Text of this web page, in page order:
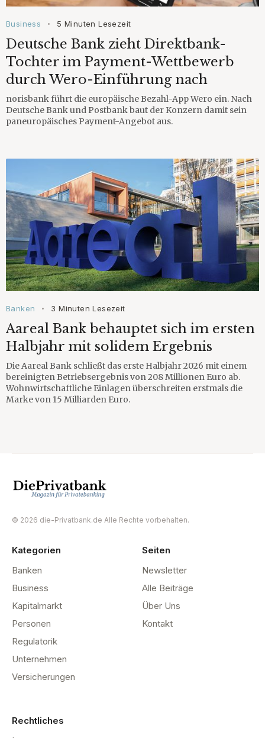
Business • 5 Minuten Lesezeit
Deutsche Bank zieht Direktbank-
Tochter im Payment-Wettbewerb
durch Wero-Einführung nach
norisbank führt die europäische Bezahl-App Wero ein. Nach
Deutsche Bank und Postbank baut der Konzern damit sein
paneuropäisches Payment-Angebot aus.
Banken • 3 Minuten Lesezeit
Aareal Bank behauptet sich im ersten
Halbjahr mit solidem Ergebnis
Die Aareal Bank schließt das erste Halbjahr 2026 mit einem
bereinigten Betriebsergebnis von 208 Millionen Euro ab.
Wohnwirtschaftliche Einlagen überschreiten erstmals die
Marke von 15 Milliarden Euro.
© 2026 die-Privatbank.de Alle Rechte vorbehalten.
Kategorien
Banken
Business
Kapitalmarkt
Personen
Regulatorik
Unternehmen
Versicherungen
Seiten
Newsletter
Alle Beiträge
Über Uns
Kontakt
Rechtliches